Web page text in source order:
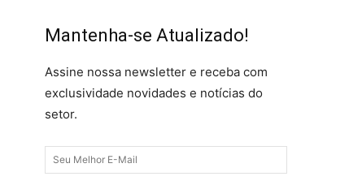
Mantenha-se Atualizado!
Assine nossa newsletter e receba com
exclusividade novidades e notícias do
setor.